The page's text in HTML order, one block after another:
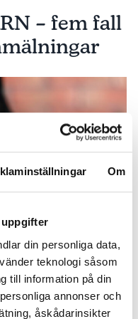
Om
din personliga data,
teknologi såsom
till information på din
annonser och
åskådarinsikter
boka en
att anlita en
IVT eftersom hon
Teknikern
och saknade
gamla,
som saknade
gammal och i
vilket också
hade betalat för en
annan syn på
– fem fall
Men här är fem